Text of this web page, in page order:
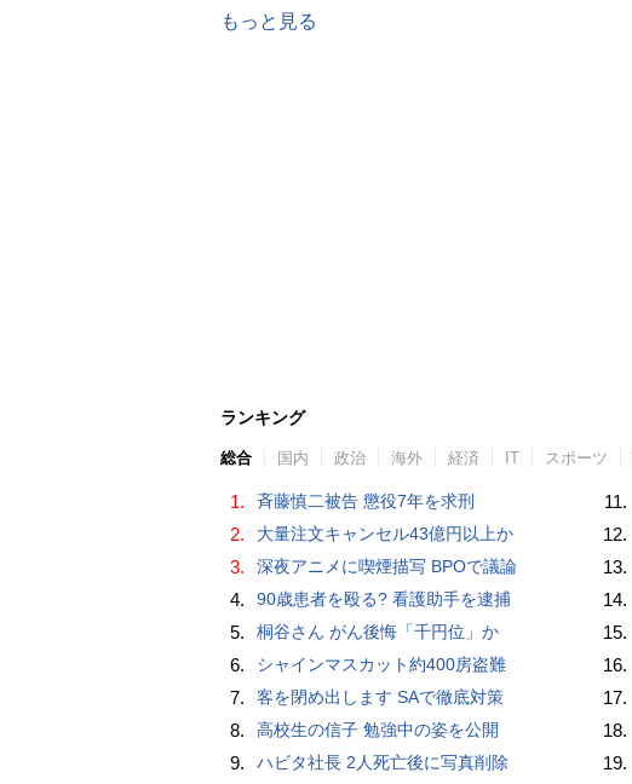
もっと見る
ランキング
総合 国内 政治 海外 経済 IT スポーツ
1. 斉藤慎二被告 懲役7年を求刑
2. 大量注文キャンセル43億円以上か
3. 深夜アニメに喫煙描写 BPOで議論
4. 90歳患者を殴る? 看護助手を逮捕
5. 桐谷さん がん後悔「千円位」か
6. シャインマスカット約400房盗難
7. 客を閉め出します SAで徹底対策
8. 高校生の信子 勉強中の姿を公開
9. ハビタ社長 2人死亡後に写真削除
11.
12.
13.
14.
15.
16.
17.
18.
19.